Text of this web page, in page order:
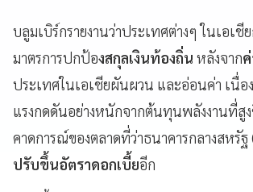
บลูมเบิร์กรายงานว่าประเทศต่างๆ ในเอเชี
มาตรการปกป้องสกุลเงินท้องถิ่น หลังจาก
ประเทศในเอเชียผันผวน และอ่อนค่า เนื่อ
แรงกดดันอย่างหนักจากต้นทุนพลังงานที่สูง
คาดการณ์ของตลาดที่ว่าธนาคารกลางสหรัฐ
ปรับขึ้นอัตราดอกเบี้ยอีก